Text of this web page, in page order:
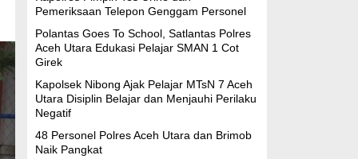
Pemeriksaan Telepon Genggam Personel
Polantas Goes To School, Satlantas Polres
Aceh Utara Edukasi Pelajar SMAN 1 Cot
Girek
Kapolsek Nibong Ajak Pelajar MTsN 7 Aceh
Utara Disiplin Belajar dan Menjauhi Perilaku
Negatif
48 Personel Polres Aceh Utara dan Brimob
Naik Pangkat